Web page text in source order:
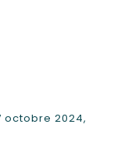
octobre 2024,